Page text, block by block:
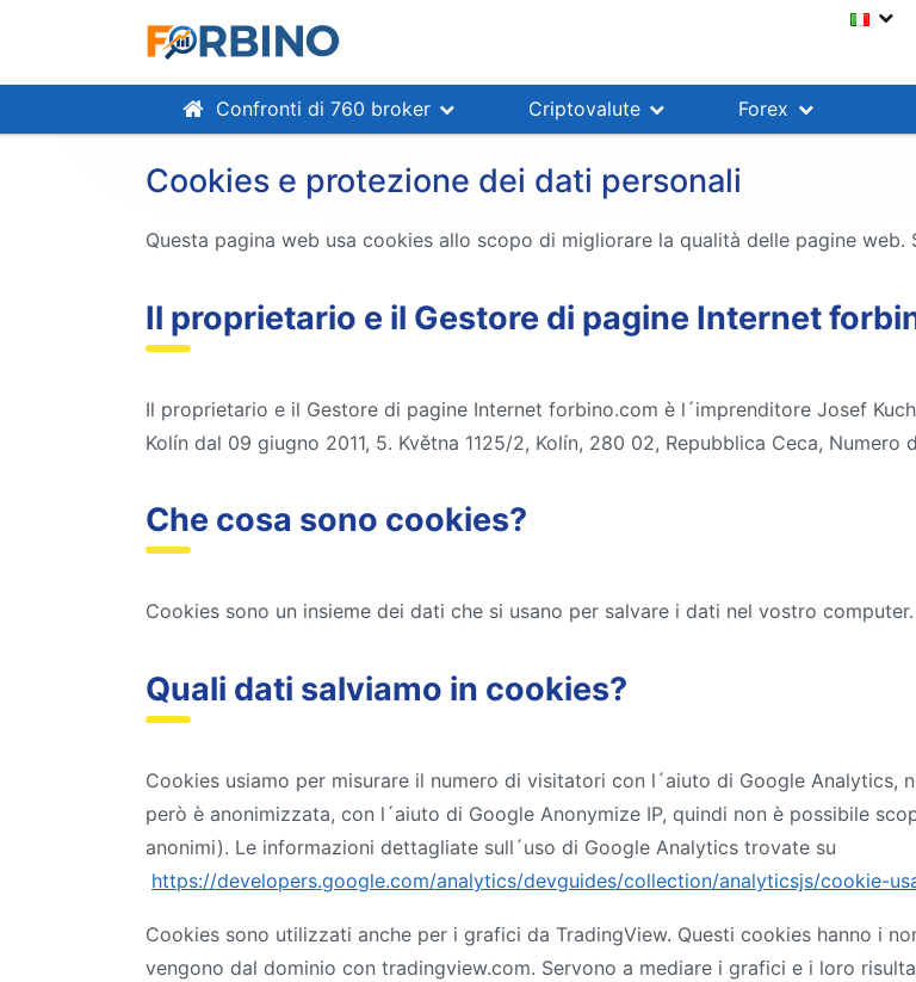
Confronti di 760 broker Criptovalute Forex
Cookies e protezione dei dati personali
Questa pagina web usa cookies allo scopo di migliorare la qualità delle pagine
Il proprietario e il Gestore di pagine Internet
Il proprietario e il Gestore di pagine Internet forbino.com è l´imprenditore Josef
Kolín dal 09 giugno 2011, 5. Května 1125/2, Kolín, 280 02, Repubblica Ceca,
Che cosa sono cookies?
Cookies sono un insieme dei dati che si usano per salvare i dati nel vostro computer.
Quali dati salviamo in cookies?
Cookies usiamo per misurare il numero di visitatori con l´aiuto di Google Analytics,
però è anonimizzata, con l´aiuto di Google Anonymize IP, quindi non è possibile
anonimi). Le informazioni dettagliate sull´uso di Google Analytics trovate su
https://developers.google.com/analytics/devguides/collection/analyticsjs/cookie-
Cookies sono utilizzati anche per i grafici da TradingView. Questi cookies hanno i
vengono dal dominio con tradingview.com. Servono a mediare i grafici e i loro